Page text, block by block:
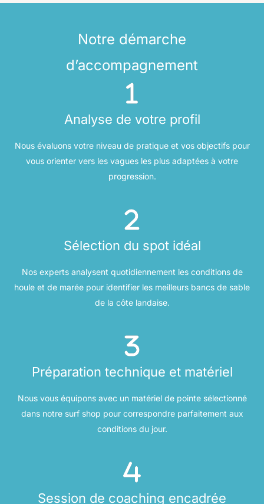
Notre démarche
d’accompagnement
Analyse de votre profil
Nous évaluons votre niveau de pratique et vos objectifs pour
vous orienter vers les vagues les plus adaptées à votre
progression.
Sélection du spot idéal
Nos experts analysent quotidiennement les conditions de
houle et de marée pour identifier les meilleurs bancs de sable
de la côte landaise.
Préparation technique et matériel
Nous vous équipons avec un matériel de pointe sélectionné
dans notre surf shop pour correspondre parfaitement aux
conditions du jour.
Session de coaching encadrée